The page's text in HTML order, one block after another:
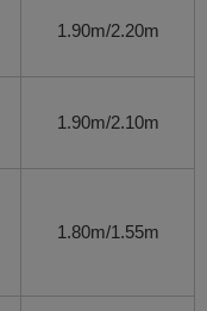
1.90m/2.20m
1.90m/2.10m
1.80m/1.55m